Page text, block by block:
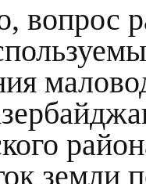
вопрос
земли